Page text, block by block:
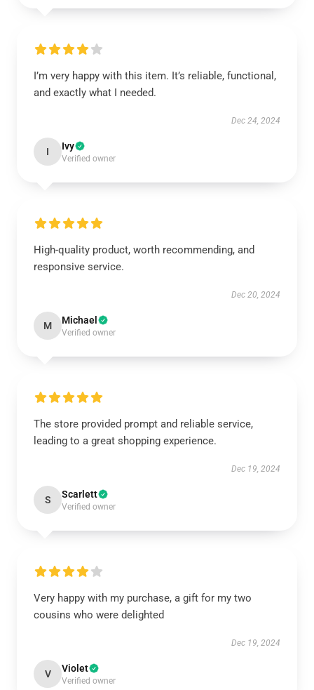
I’m very happy with this item. It’s reliable, functional,
and exactly what I needed.
Dec 24, 2024
I Ivy
Verified owner
High-quality product, worth recommending, and
responsive service.
Dec 20, 2024
M Michael
Verified owner
The store provided prompt and reliable service,
leading to a great shopping experience.
Dec 19, 2024
S Scarlett
Verified owner
Very happy with my purchase, a gift for my two
cousins who were delighted
Dec 19, 2024
V Violet
Verified owner